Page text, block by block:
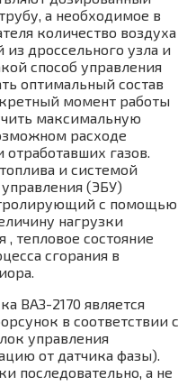
а необходимое в
количество воздуха
из дроссельного узла и
способ управления
оптимальный состав
момент работы
максимальную
расходе
газов.
и системой
(ЭБУ)
с помощью
нагрузки
, тепловое состояние
сгорания в
ВАЗ-2170 является
в соответствии с
управления
от датчика фазы).
последовательно, а не